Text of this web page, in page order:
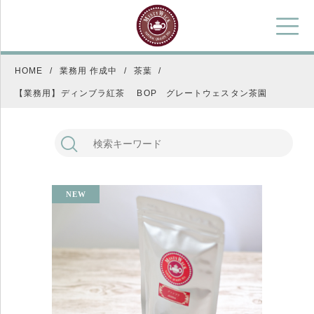
HOME 業務用 作成中 茶葉
【業務用】ディンブラ紅茶 BOP グレートウェスタン茶園